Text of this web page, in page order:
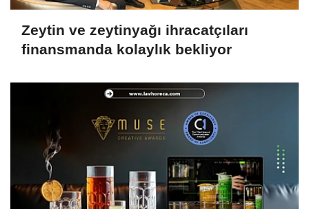
Zeytin ve zeytinyağı ihracatçıları
finansmanda kolaylık bekliyor